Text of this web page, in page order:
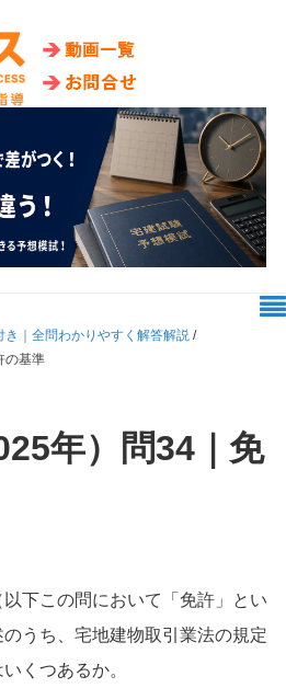
き｜全問わかりやすく解答解説 /
の基準
年）問34｜免
下この問において「免許」とい
うち、宅地建物取引業法の規定
くつあるか。